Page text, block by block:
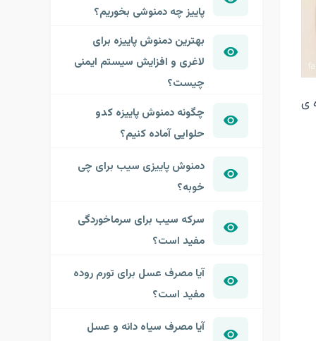
ی
پاییز چه دمنوشی بخوریم؟
بهترین دمنوش پاییزه برای
لاغری و افزایش سیستم ایمنی
چیست؟
چگونه دمنوش پاییزه کدو
حلوایی آماده کنیم؟
دمنوش پاییزی سیب برای چی
خوبه؟
سرکه سیب برای سرماخوردگی
مفید است؟
آیا مصرف عسل برای تورم روده
مفید است؟
آیا مصرف سیاه دانه و عسل